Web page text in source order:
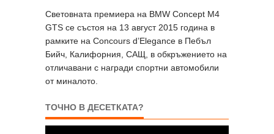
Световната премиера на BMW Concept M4
GTS се състоя на 13 август 2015 година в
рамките на Concours d’Elegance в Пебъл
Бийч, Калифорния, САЩ, в обкръжението на
отличавани с награди спортни автомобили
от миналото.
ТОЧНО В ДЕСЕТКАТА?